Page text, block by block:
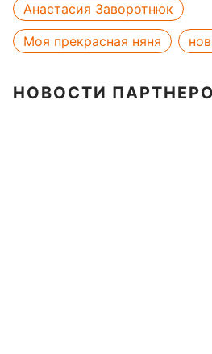
Анастасия Заворотнюк
Моя прекрасная няня
НОВОСТИ